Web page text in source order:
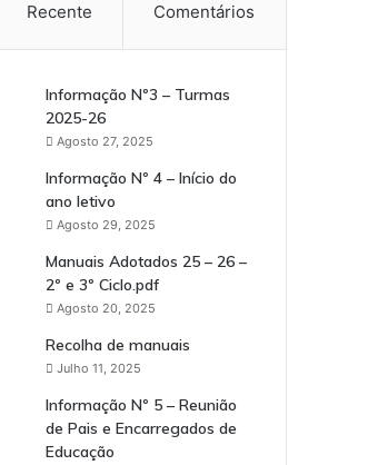
Recente Comentários
Informação Nº3 – Turmas
2025-26
Agosto 27, 2025
Informação Nº 4 – Início do
ano letivo
Agosto 29, 2025
Manuais Adotados 25 – 26 –
2º e 3º Ciclo.pdf
Agosto 20, 2025
Recolha de manuais
Julho 11, 2025
Informação Nº 5 – Reunião
de Pais e Encarregados de
Educação